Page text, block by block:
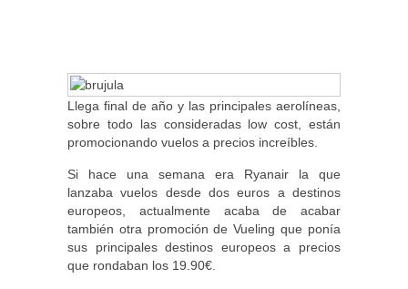
Llega final de año y las principales aerolíneas,
sobre todo las consideradas low cost, están
promocionando vuelos a precios increíbles.
Si hace una semana era Ryanair la que
lanzaba vuelos desde dos euros a destinos
europeos, actualmente acaba de acabar
también otra promoción de Vueling que ponía
sus principales destinos europeos a precios
que rondaban los 19.90€.